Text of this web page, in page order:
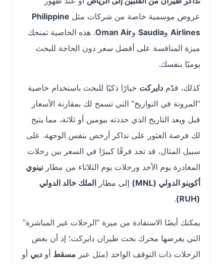
عروض موسمية خاصة من شركات مثلPhilippine
AirlinesوSaudiaوOman Air. هذه الخاصية تمنحك
ميزة المنافسة على أفضل سعر دون الحاجة للبحث
يوميًا بنفسك.
كذلك، قدّمدايركتخيارًا ذكيًا للبحث باستخدام خاصية
“المرونة في التواريخ” التي تسمح لك بمقارنة الأسعار
قبل وبعد التاريخ الذي حددته بيومين أو ثلاثة، مما يتيح
لك فرصة العثور على تذاكر أرخص بنفس الوجهة. على
سبيل المثال، قد تجد فرقًا كبيرًا في السعر بين رحلات
المغادرة يوم الأحد ورحلات يوم الثلاثاء من مطار نينوي
أكوينو الدولي (MNL)
إلى مطار الملك خالد الدولي
.
يمكنك أيضًا الاستفادة من ميزة “الرحلات غير المباشرة”
التي يعرضها محرك بحث طيران دايركت؛ إذ أن بعض
الرحلات ذات التوقف الواحد (مثل عبر مسقطأودبي أو